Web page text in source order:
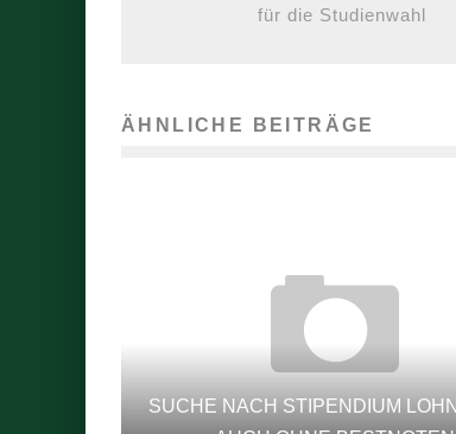
für die Studienwahl
ÄHNLICHE BEITRÄGE
SUCHE NACH STIPENDIUM